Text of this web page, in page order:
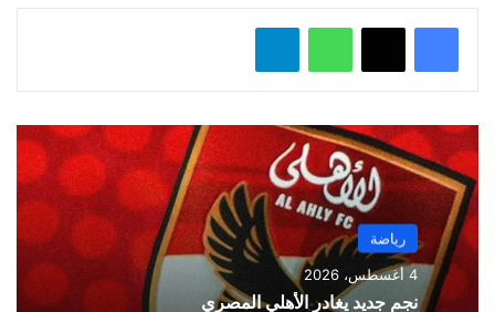
واتساب
رياضة
4 أغسطس، 2026
نجم جديد يغادر الأهلي المصري